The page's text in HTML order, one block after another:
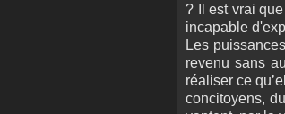
? Il est vrai
incapable
Les
revenu sans
réaliser ce
concitoyens,